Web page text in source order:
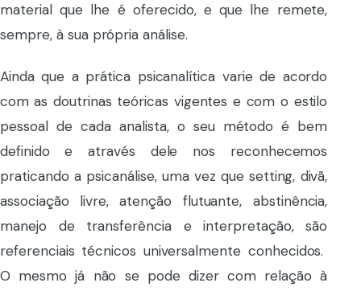
material que lhe é oferecido, e que lhe remete,
sempre, à sua própria análise.
Ainda que a prática psicanalítica varie de acordo
com as doutrinas teóricas vigentes e com o estilo
pessoal de cada analista, o seu método é bem
definido e através dele nos reconhecemos
praticando a psicanálise, uma vez que setting, divã,
associação livre, atenção flutuante, abstinência,
manejo de transferência e interpretação, são
referenciais técnicos universalmente conhecidos.
O mesmo já não se pode dizer com relação à